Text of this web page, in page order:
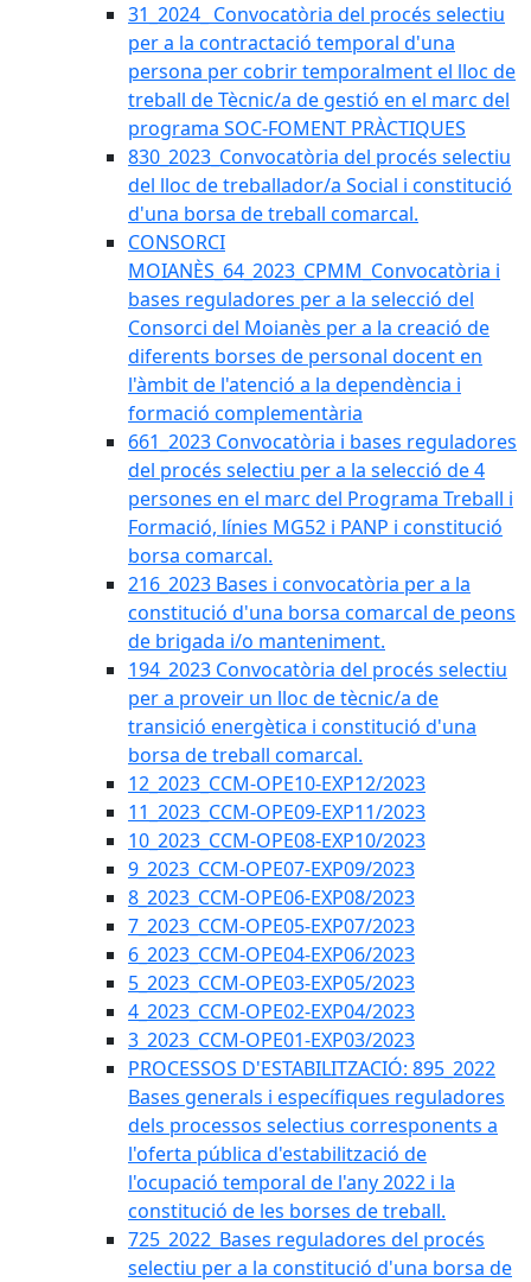
31_2024_ Convocatòria del procés selectiu
per a la contractació temporal d'una
persona per cobrir temporalment el lloc de
treball de Tècnic/a de gestió en el marc del
programa SOC-FOMENT PRÀCTIQUES
830_2023_Convocatòria del procés selectiu
del lloc de treballador/a Social i constitució
d'una borsa de treball comarcal.
CONSORCI
MOIANÈS_64_2023_CPMM_Convocatòria i
bases reguladores per a la selecció del
Consorci del Moianès per a la creació de
diferents borses de personal docent en
l'àmbit de l'atenció a la dependència i
formació complementària
661_2023 Convocatòria i bases reguladores
del procés selectiu per a la selecció de 4
persones en el marc del Programa Treball i
Formació, línies MG52 i PANP i constitució
borsa comarcal.
216_2023 Bases i convocatòria per a la
constitució d'una borsa comarcal de peons
de brigada i/o manteniment.
194_2023 Convocatòria del procés selectiu
per a proveir un lloc de tècnic/a de
transició energètica i constitució d'una
borsa de treball comarcal.
12_2023_CCM-OPE10-EXP12/2023
11_2023_CCM-OPE09-EXP11/2023
10_2023_CCM-OPE08-EXP10/2023
9_2023_CCM-OPE07-EXP09/2023
8_2023_CCM-OPE06-EXP08/2023
7_2023_CCM-OPE05-EXP07/2023
6_2023_CCM-OPE04-EXP06/2023
5_2023_CCM-OPE03-EXP05/2023
4_2023_CCM-OPE02-EXP04/2023
3_2023_CCM-OPE01-EXP03/2023
PROCESSOS D'ESTABILITZACIÓ: 895_2022
Bases generals i específiques reguladores
dels processos selectius corresponents a
l'oferta pública d'estabilització de
l'ocupació temporal de l'any 2022 i la
constitució de les borses de treball.
725_2022_Bases reguladores del procés
selectiu per a la constitució d'una borsa de